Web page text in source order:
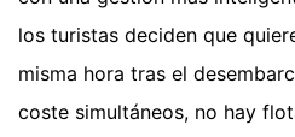
los turistas deciden que
misma hora tras el
coste simultáneos, no hay